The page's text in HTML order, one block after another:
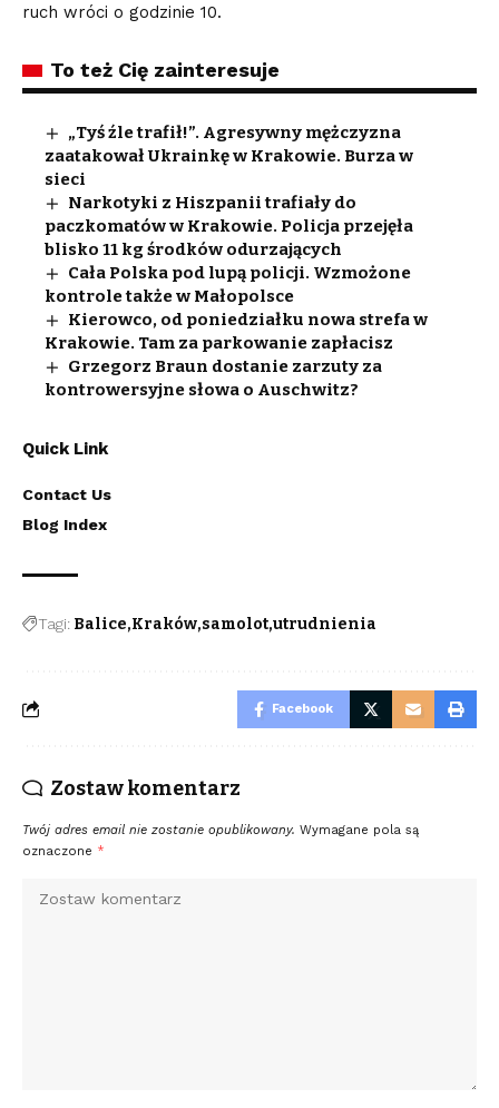
ruch wróci o godzinie 10.
To też Cię zainteresuje
„Tyś źle trafił!”. Agresywny mężczyzna
zaatakował Ukrainkę w Krakowie. Burza w
sieci
Narkotyki z Hiszpanii trafiały do
paczkomatów w Krakowie. Policja przejęła
blisko 11 kg środków odurzających
Cała Polska pod lupą policji. Wzmożone
kontrole także w Małopolsce
Kierowco, od poniedziałku nowa strefa w
Krakowie. Tam za parkowanie zapłacisz
Grzegorz Braun dostanie zarzuty za
kontrowersyjne słowa o Auschwitz?
Quick Link
Contact Us
Blog Index
Tagi: Balice Kraków samolot utrudnienia
Facebook
Zostaw komentarz
Twój adres email nie zostanie opublikowany. Wymagane pola są
oznaczone *